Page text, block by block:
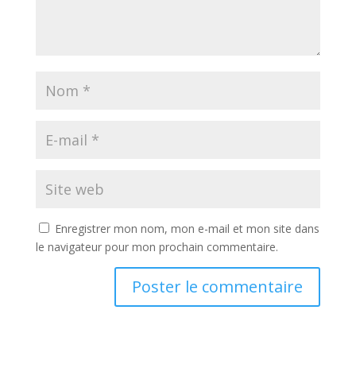
Enregistrer mon nom, mon e-mail et mon site dans
le navigateur pour mon prochain commentaire.